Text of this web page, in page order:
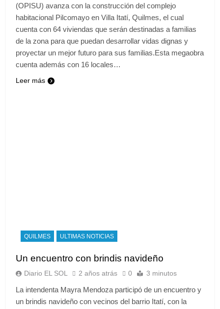
(OPISU) avanza con la construcción del complejo
habitacional Pilcomayo en Villa Itatí, Quilmes, el cual
cuenta con 64 viviendas que serán destinadas a familias
de la zona para que puedan desarrollar vidas dignas y
proyectar un mejor futuro para sus familias.Esta megaobra
cuenta además con 16 locales…
Leer más
QUILMES ULTIMAS NOTICIAS
Un encuentro con brindis navideño
Diario EL SOL 2 años atrás 0 3 minutos
La intendenta Mayra Mendoza participó de un encuentro y
un brindis navideño con vecinos del barrio Itatí, con la